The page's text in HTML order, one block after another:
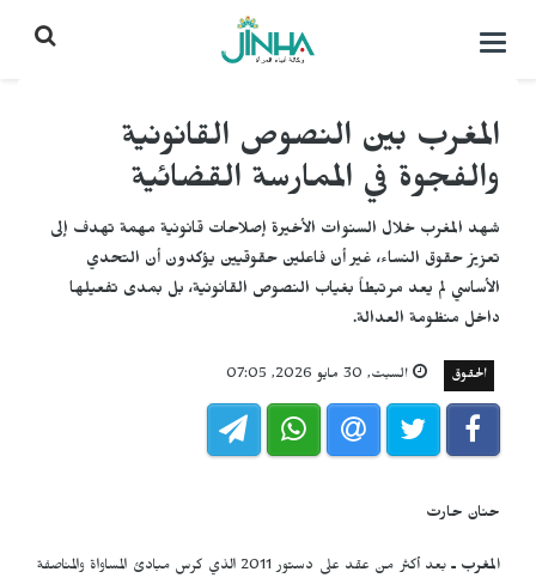
التحكم
المغرب بين النصوص القانونية
والفجوة في الممارسة القضائية
شهد المغرب خلال السنوات الأخيرة إصلاحات قانونية مهمة تهدف إلى
تعزيز حقوق النساء، غير أن فاعلين حقوقيين يؤكدون أن التحدي
الأساسي لم يعد مرتبطاً بغياب النصوص القانونية، بل بمدى تفعيلها
داخل منظومة العدالة.
الحقوق السبت, 30 مايو 2026, 07:05
حنان حارت
المغرب ـ
بعد أكثر من عقد على دستور 2011 الذي كرس مبادئ المساواة والمناصفة